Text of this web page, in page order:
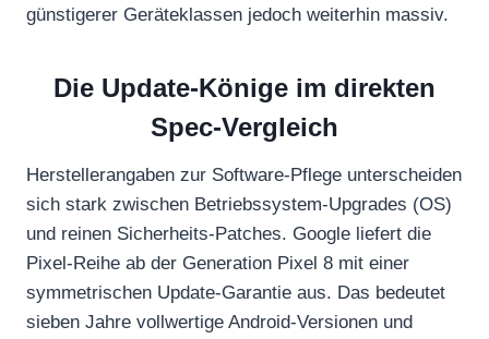
günstigerer Geräteklassen jedoch weiterhin massiv.
Die Update-Könige im direkten
Spec-Vergleich
Herstellerangaben zur Software-Pflege unterscheiden
sich stark zwischen Betriebssystem-Upgrades (OS)
und reinen Sicherheits-Patches. Google liefert die
Pixel-Reihe ab der Generation Pixel 8 mit einer
symmetrischen Update-Garantie aus. Das bedeutet
sieben Jahre vollwertige Android-Versionen und